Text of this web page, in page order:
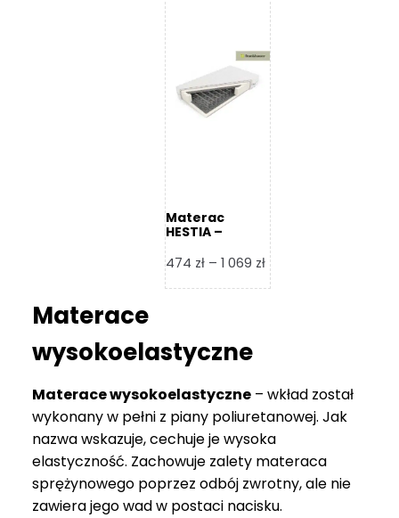
1
361 zł
do
2
352 zł
Materac
HESTIA –
474 zł – 1 069 złZakres
cen:
069 zł
Materace
wysokoelastyczne
Materace wysokoelastyczne – wkład został
wykonany w pełni z piany poliuretanowej. Jak
nazwa wskazuje, cechuje je wysoka
elastyczność. Zachowuje zalety materaca
sprężynowego poprzez odbój zwrotny, ale nie
zawiera jego wad w postaci nacisku.